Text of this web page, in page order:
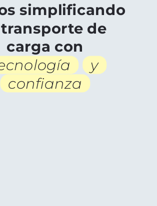
simplificando
de
carga con
y
confianza